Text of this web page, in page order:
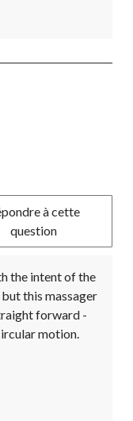
à cette
question
the intent of the
this massager
forward -
motion.